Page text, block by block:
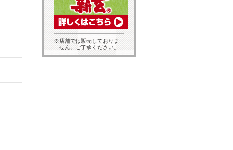
※店舗では販売しておりま
せん。ご了承ください。